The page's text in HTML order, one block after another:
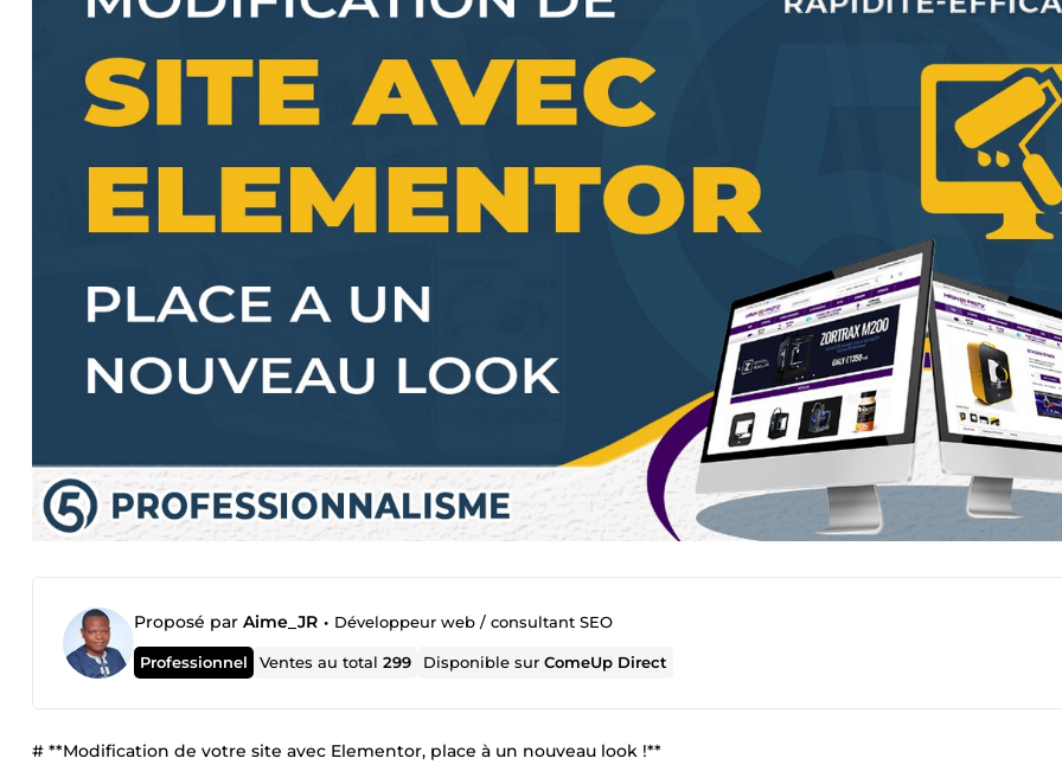
Proposé par Aime_JR • Développeur web / consultant SEO
Professionnel Ventes au total299 Disponible surComeUp Direct
# **Modification de votre site avec Elementor, place à un nouveau look !**